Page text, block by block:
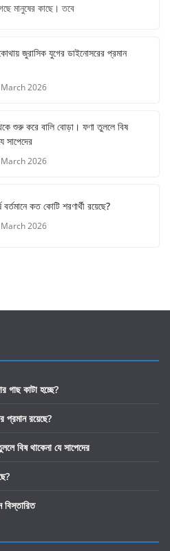
মানুষের কাছে। তবে
জুরাসিক যুগের ডাইনোসরের প্রমান
2026
শুরু করে বালি বোড়া। ফণা তুললে বিষ
সাপেদের
2026
বর্তমানে কত কোটি শরণার্থী রয়েছে?
2026
গাছ কাটা হচ্ছে?
প্রমান রয়েছে?
বিষ থাকেনা যে সাপেদের